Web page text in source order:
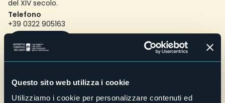
Questo sito web utilizza i cookie
Utilizziamo i cookie per personalizzare contenuti ed
del XIV secolo.
Telefono
+39 0322 905163
Sito web
31,5°
Via Caire Albertoletti
28016 - Orta San Giulio (NO)